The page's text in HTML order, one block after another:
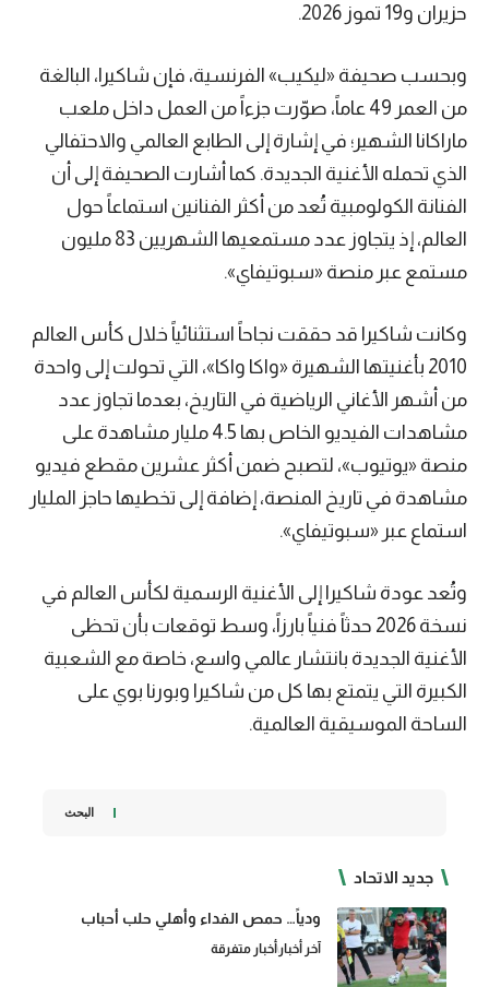
حزيران و19 تموز 2026.
وبحسب صحيفة «ليكيب» الفرنسية، فإن شاكيرا، البالغة
من العمر 49 عاماً، صوّرت جزءاً من العمل داخل ملعب
ماراكانا الشهير؛ في إشارة إلى الطابع العالمي والاحتفالي
الذي تحمله الأغنية الجديدة. كما أشارت الصحيفة إلى أن
الفنانة الكولومبية تُعد من أكثر الفنانين استماعاً حول
العالم، إذ يتجاوز عدد مستمعيها الشهريين 83 مليون
مستمع عبر منصة «سبوتيفاي».
وكانت شاكيرا قد حققت نجاحاً استثنائياً خلال كأس العالم
2010 بأغنيتها الشهيرة «واكا واكا»، التي تحولت إلى واحدة
من أشهر الأغاني الرياضية في التاريخ، بعدما تجاوز عدد
مشاهدات الفيديو الخاص بها 4.5 مليار مشاهدة على
منصة «يوتيوب»، لتصبح ضمن أكثر عشرين مقطع فيديو
مشاهدة في تاريخ المنصة، إضافة إلى تخطيها حاجز المليار
استماع عبر «سبوتيفاي».
وتُعد عودة شاكيرا إلى الأغنية الرسمية لكأس العالم في
نسخة 2026 حدثاً فنياً بارزاً، وسط توقعات بأن تحظى
الأغنية الجديدة بانتشار عالمي واسع، خاصة مع الشعبية
الكبيرة التي يتمتع بها كل من شاكيرا وبورنا بوي على
الساحة الموسيقية العالمية.
البحث
جديد الاتحاد
ودياً… حمص الفداء وأهلي حلب أحباب
آخر أخبارأخبار متفرقة